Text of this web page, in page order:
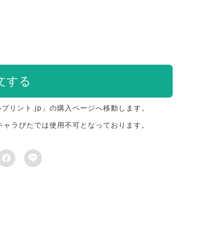
する
リント.jp」の購入ページへ移動します。
ラぴたでは使用不可となっております。
 